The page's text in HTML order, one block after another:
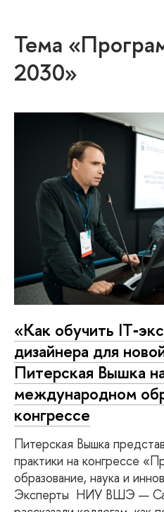
Тема
2030»
«Как обучить
дизайнера для
Питерская Вышка
международном
конгрессе
Питерская Вышка
практики на конгрессе
образование, наука и
Эксперты НИУ ВШЭ —